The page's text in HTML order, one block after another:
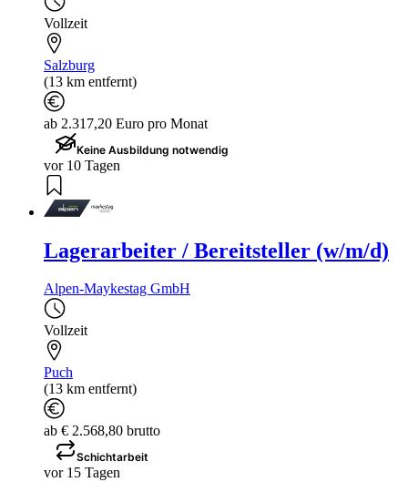
Vollzeit
Salzburg
(13 km entfernt)
ab 2.317,20 Euro pro Monat
Keine Ausbildung notwendig
vor 10 Tagen
Lagerarbeiter / Bereitsteller (w/m/d)
Alpen-Maykestag GmbH
Vollzeit
Puch
(13 km entfernt)
ab € 2.568,80 brutto
Schichtarbeit
vor 15 Tagen